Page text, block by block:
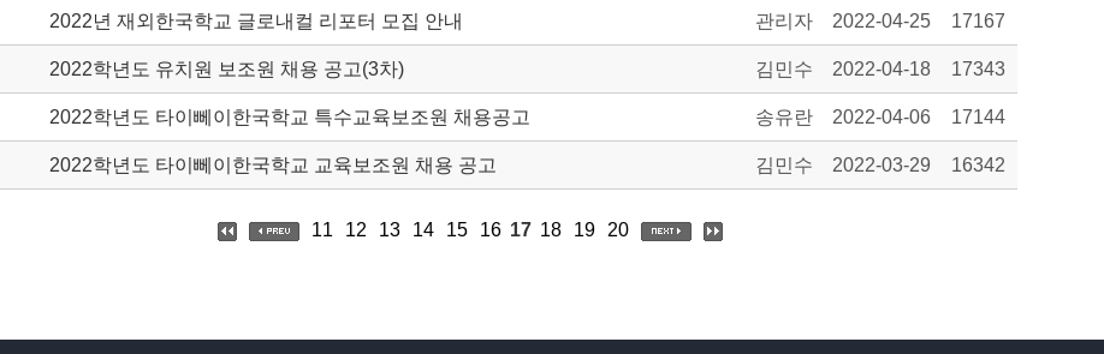
2022년 재외한국학교 글로내컬 리포터 모집 안내 관리자 2022-04-25 17167
2022학년도 유치원 보조원 채용 공고(3차) 김민수 2022-04-18 17343
2022학년도 타이뻬이한국학교 특수교육보조원 채용공고 송유란 2022-04-06 17144
2022학년도 타이뻬이한국학교 교육보조원 채용 공고 김민수 2022-03-29 16342
11 12 13 14 15 16 17 18 19
20